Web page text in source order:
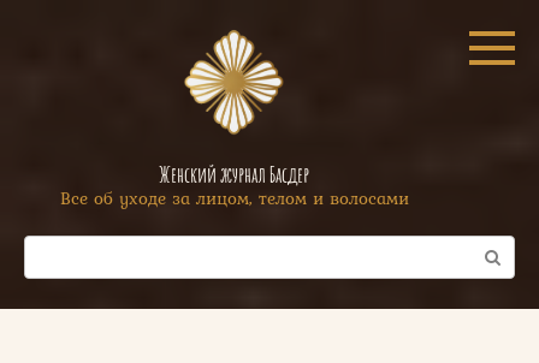
Женский журнал Басдер
Все об уходе за лицом, телом и волосами
Поиск: